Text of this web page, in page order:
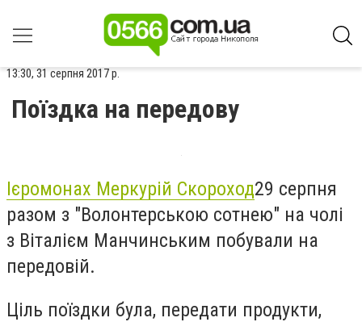
13:30, 31 серпня 2017 р.
Поїздка на передову
Ієромонах Меркурій Скороход29 серпня
разом з "Волонтерською сотнею" на чолі
з Віталієм Манчинським побували на
передовій.
Ціль поїздки була, передати продукти,